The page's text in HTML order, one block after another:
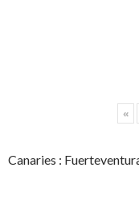
«
Canaries :